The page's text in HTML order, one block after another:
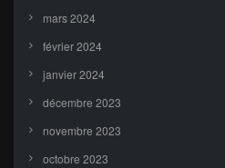
mars 2024
février 2024
janvier 2024
décembre 2023
novembre 2023
octobre 2023